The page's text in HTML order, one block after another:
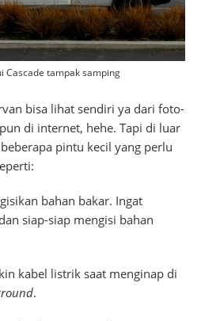
Cascade tampak samping
bisa lihat sendiri ya dari foto-
di internet, hehe. Tapi di luar
pintu kecil yang perlu
bahan bakar. Ingat
siap-siap mengisi bahan
kabel listrik saat menginap di
.